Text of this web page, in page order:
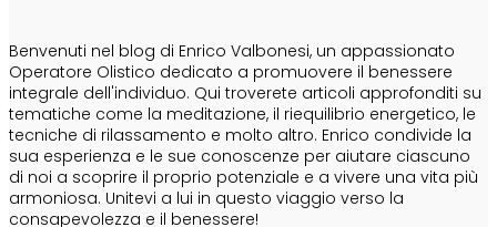
Benvenuti nel blog di Enrico Valbonesi, un appassionato
Operatore Olistico dedicato a promuovere il benessere
integrale dell'individuo. Qui troverete articoli approfonditi su
tematiche come la meditazione, il riequilibrio energetico, le
tecniche di rilassamento e molto altro. Enrico condivide la
sua esperienza e le sue conoscenze per aiutare ciascuno
di noi a scoprire il proprio potenziale e a vivere una vita più
armoniosa. Unitevi a lui in questo viaggio verso la
consapevolezza e il benessere!